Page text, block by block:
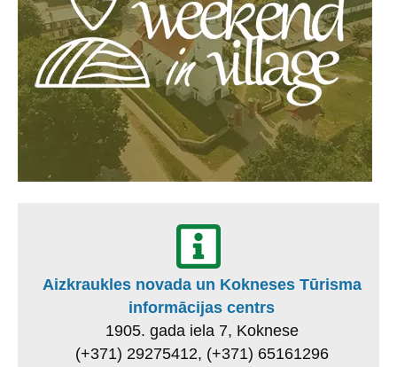
Aizkraukles novada un Kokneses Tūrisma
informācijas centrs
1905. gada iela 7, Koknese
(+371) 29275412, (+371) 65161296